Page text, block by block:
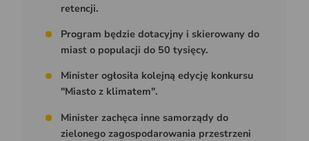
retencji.
Program będzie dotacyjny i skierowany do
miast o populacji do 50 tysięcy.
Minister ogłosiła kolejną edycję konkursu
"Miasto z klimatem".
Minister zachęca inne samorządy do
zielonego zagospodarowania przestrzeni